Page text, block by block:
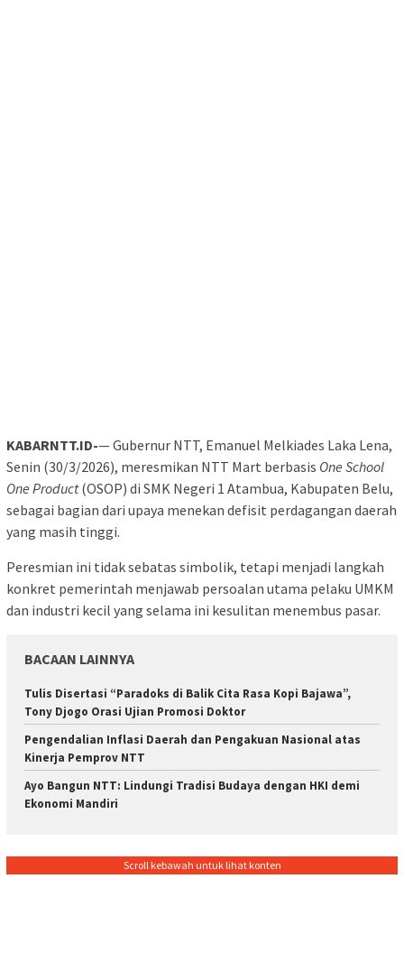
KABARNTT.ID-— Gubernur NTT, Emanuel Melkiades Laka Lena,
Senin (30/3/2026), meresmikan NTT Mart berbasis One School
One Product(OSOP) di SMK Negeri 1 Atambua, Kabupaten Belu,
sebagai bagian dari upaya menekan defisit perdagangan daerah
yang masih tinggi.
Peresmian ini tidak sebatas simbolik, tetapi menjadi langkah
konkret pemerintah menjawab persoalan utama pelaku UMKM
dan industri kecil yang selama ini kesulitan menembus pasar.
BACAAN LAINNYA
Tulis Disertasi “Paradoks di Balik Cita Rasa Kopi Bajawa”,
Tony Djogo Orasi Ujian Promosi Doktor
Pengendalian Inflasi Daerah dan Pengakuan Nasional atas
Kinerja Pemprov NTT
Ayo Bangun NTT: Lindungi Tradisi Budaya dengan HKI demi
Ekonomi Mandiri
Scroll kebawah untuk lihat konten